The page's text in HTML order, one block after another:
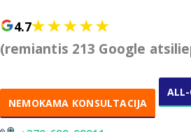
4.7
(remiantis 213 Google
NEMOKAMA KONSULTACIJA